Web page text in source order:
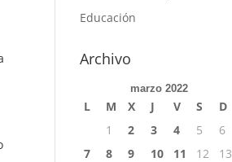
Educación
Archivo
marzo 2022
L M X J V S
D
1
2 3 4 5
6
7
8 9 10 11 12
13